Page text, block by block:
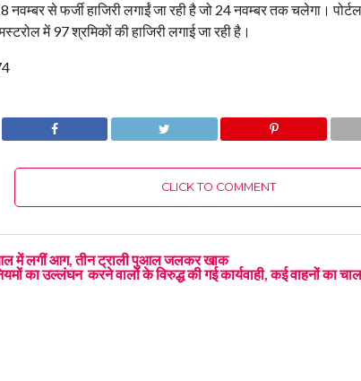
नवम्बर से फर्जी हाजिरी लगाईं जा रही है जो 24 नवम्बर तक चलेगा।
में 97 श्रमिकों की हाजिरी लगाई जा रही है।
CLICK TO COMMENT
में लगीं आग, तीन ट्राली पुआल जलकर खाक
का उल्लंघन करने वालों के विरुद्ध की गई कार्यवाही, कई वाहनों का